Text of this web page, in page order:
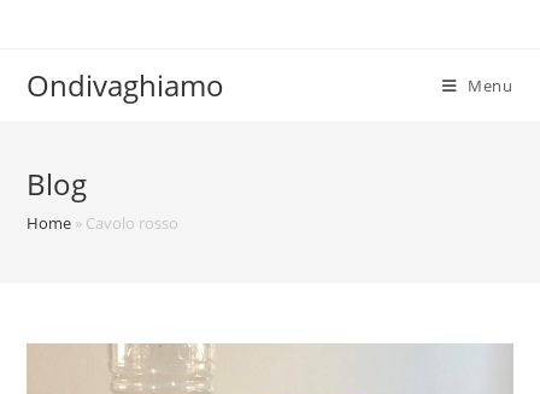
Ondivaghiamo Menu
Blog
Home » Cavolo rosso